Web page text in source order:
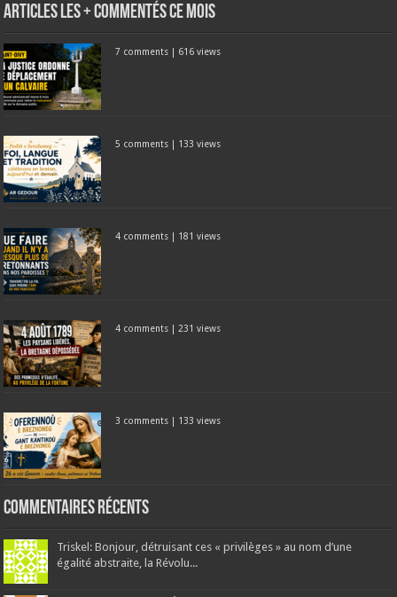
Articles les + commentés ce mois
7 comments | 616 views
5 comments | 133 views
4 comments | 181 views
4 comments | 231 views
3 comments | 133 views
Commentaires récents
Triskel: Bonjour, détruisant ces « privilèges » au nom d’une
égalité abstraite, la Révolu...